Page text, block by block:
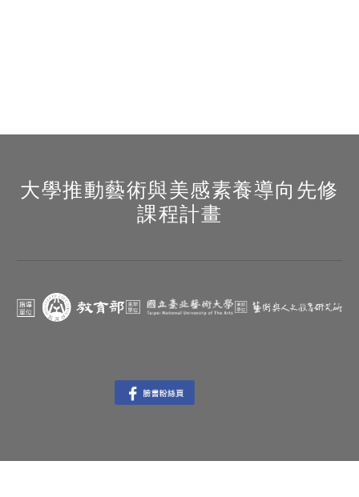
大學推動藝術與美感素養導向先修
課程計畫